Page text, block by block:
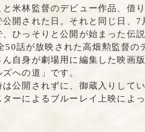
と米林監督のデビュー作品、借
公開された日。それと同じ日、
、ひっそりと公開が始まった伝
50話が放映された高畑勲監督の
ん自身が劇場用に編集した映画
への道」です。
は公開されずに、御蔵入りして
ターによるブルーレイ上映によ